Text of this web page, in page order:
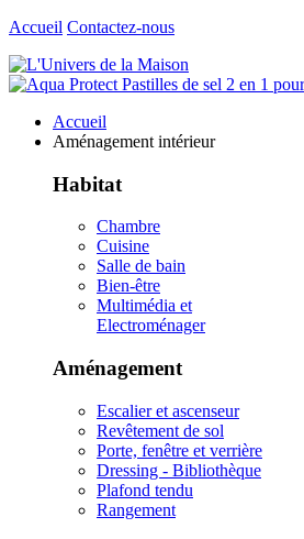
Accueil Contactez-nous
Accueil
Aménagement intérieur
Habitat
Chambre
Cuisine
Salle de bain
Bien-être
Multimédia et
Electroménager
Aménagement
Escalier et ascenseur
Revêtement de sol
Porte, fenêtre et verrière
Dressing - Bibliothèque
Plafond tendu
Rangement